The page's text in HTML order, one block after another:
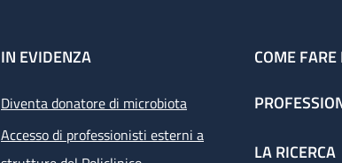
IN EVIDENZA
Diventa donatore di microbiota
Accesso di professionisti esterni a
COME FARE
LA RICERCA